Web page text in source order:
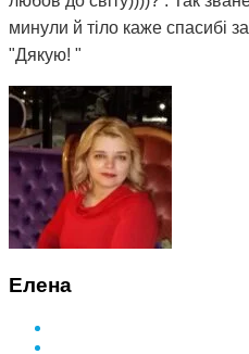
минули й тіло каже спасибі
"Дякую! "
Елена